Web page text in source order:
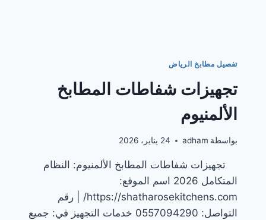
تفصيل مطابخ الرياض
تجهيزات شفاطات المطابخ
الألمنيوم
بواسطة adham 24 يناير، 2026
تجهيزات شفاطات المطابخ الألمنيوم: النظام
المتكامل 2026 اسم الموقع:
https://shatharosekitchens.com/ | رقم
التواصل: 0557094290 خدمات التجهيز في: جميع